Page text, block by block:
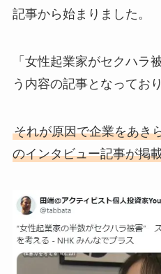
記事から始まりました。
「女性起業家がセクハラ
う内容の記事となっており
それが原因で企業をあき
のインタビュー記事が掲